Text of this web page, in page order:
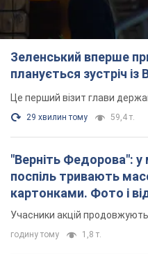
Зеленський вперше
планується зустріч
Це перший візит глави
29 хвилин тому 59,4 т.
"Верніть Федорова": у
поспіль тривають
картонками. Фото і
Учасники акцій
годину тому 1,8 т.